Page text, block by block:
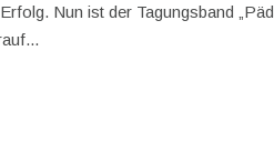
Nun ist der Tagungsband